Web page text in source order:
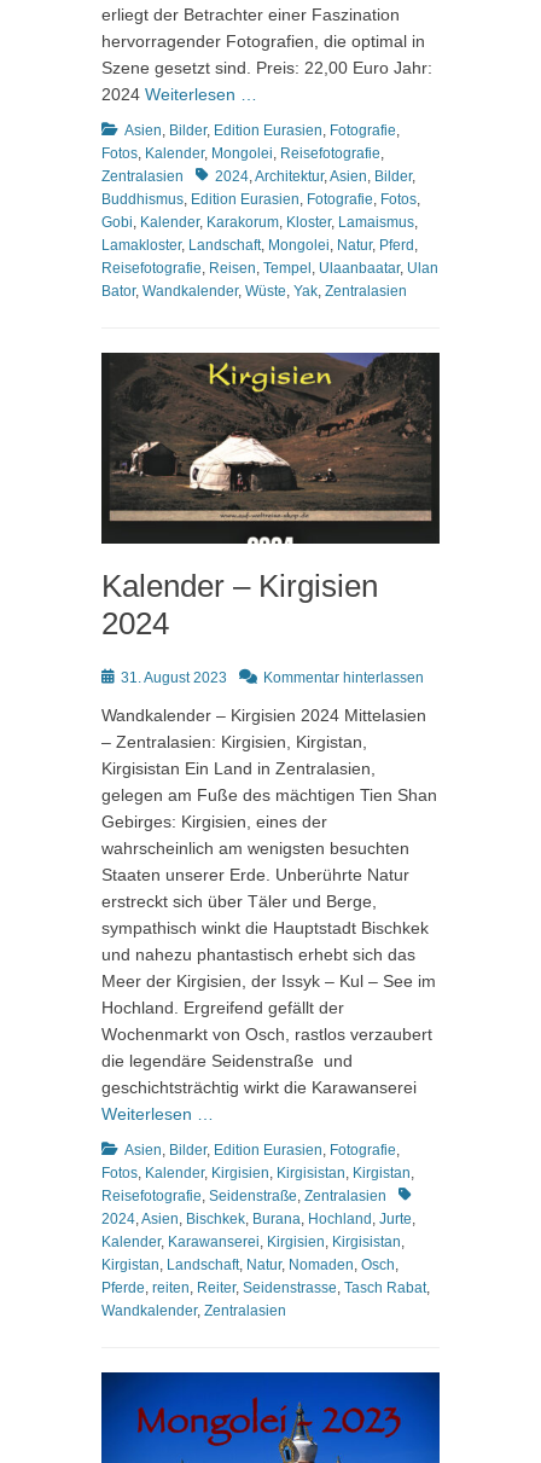
erliegt der Betrachter einer Faszination
hervorragender Fotografien, die optimal in
Szene gesetzt sind. Preis: 22,00 Euro Jahr:
2024 Weiterlesen …
Kategorien
Asien, Bilder, Edition Eurasien, Fotografie,
Fotos, Kalender, Mongolei, Reisefotografie,
Zentralasien
Schlagworte
2024,Architektur,Asien, Bilder,
Buddhismus, Edition Eurasien, Fotografie, Fotos,
Gobi, Kalender, Karakorum, Kloster, Lamaismus,
Lamakloster, Landschaft, Mongolei, Natur, Pferd ,
Reisefotografie, Reisen, Tempel , Ulaanbaatar, Ulan
Bator, Wandkalender, Wüste, Yak, Zentralasien
Kalender – Kirgisien
2024
Posted
31. August 2023 Kommentar hinterlassen
Wandkalender – Kirgisien 2024 Mittelasien
– Zentralasien: Kirgisien, Kirgistan,
Kirgisistan Ein Land in Zentralasien,
gelegen am Fuße des mächtigen Tien Shan
Gebirges: Kirgisien, eines der
wahrscheinlich am wenigsten besuchten
Staaten unserer Erde. Unberührte Natur
erstreckt sich über Täler und Berge,
sympathisch winkt die Hauptstadt Bischkek
und nahezu phantastisch erhebt sich das
Meer der Kirgisien, der Issyk – Kul – See im
Hochland. Ergreifend gefällt der
Wochenmarkt von Osch, rastlos verzaubert
die legendäre Seidenstraße und
geschichtsträchtig wirkt die Karawanserei
Weiterlesen …
Kategorien
Asien, Bilder, Edition Eurasien, Fotografie,
Fotos, Kalender, Kirgisien, Kirgisistan, Kirgistan,
Reisefotografie, Seidenstraße, Zentralasien
Schlagworte
2024,Asien, Bischkek, Burana, Hochland, Jurte,
Kalender, Karawanserei, Kirgisien, Kirgisistan,
Kirgistan, Landschaft, Natur, Nomaden, Osch,
Pferde, reiten, Reiter, Seidenstrasse, Tasch Rabat,
Wandkalender, Zentralasien